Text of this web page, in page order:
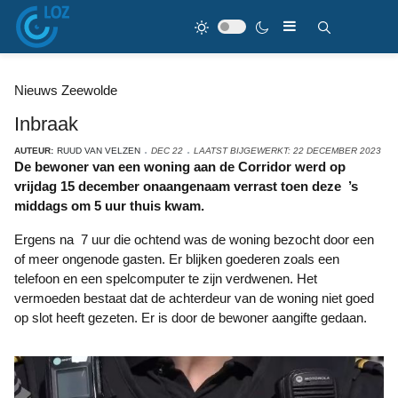
Nieuws Zeewolde
Inbraak
AUTEUR: RUUD VAN VELZEN DEC 22 LAATST BIJGEWERKT: 22 DECEMBER 2023
De bewoner van een woning aan de Corridor werd op
vrijdag 15 december onaangenaam verrast toen deze ’s
middags om 5 uur thuis kwam.
Ergens na 7 uur die ochtend was de woning bezocht door een
of meer ongenode gasten. Er blijken goederen zoals een
telefoon en een spelcomputer te zijn verdwenen. Het
vermoeden bestaat dat de achterdeur van de woning niet goed
op slot heeft gezeten. Er is door de bewoner aangifte gedaan.